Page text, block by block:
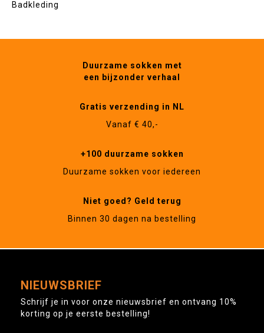
Badkleding
Duurzame sokken met
een bijzonder verhaal
Gratis verzending in NL
Vanaf € 40,-
+100 duurzame sokken
Duurzame sokken voor iedereen
Niet goed? Geld terug
Binnen 30 dagen na bestelling
NIEUWSBRIEF
Schrijf je in voor onze nieuwsbrief en ontvang 10%
korting op je eerste bestelling!